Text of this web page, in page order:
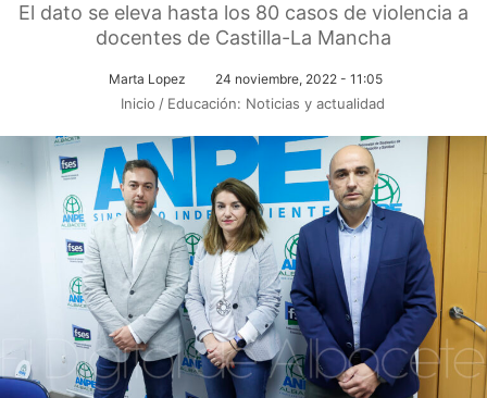
El dato se eleva hasta los 80 casos de violencia a
docentes de Castilla-La Mancha
Marta Lopez 24 noviembre, 2022 - 11:05
Inicio / Educación: Noticias y actualidad